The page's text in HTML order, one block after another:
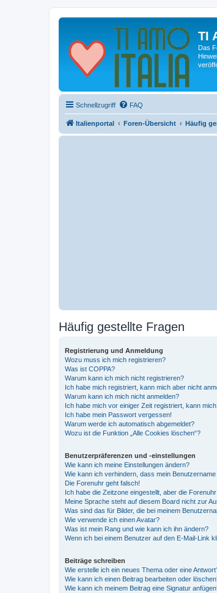
TI
Das
Schnellzugriff FAQ
Italienportal Foren-Übersicht Häufig
Häufig gestellte Fragen
Registrierung und Anmeldung
Wozu muss ich mich registrieren?
Was ist COPPA?
Warum kann ich mich nicht registrieren?
Ich habe mich registriert, kann mich aber nicht
Warum kann ich mich nicht anmelden?
Ich habe mich vor einiger Zeit registriert, kann
Ich habe mein Passwort vergessen!
Warum werde ich automatisch abgemeldet?
Wozu ist die Funktion „Alle Cookies löschen“?
Benutzerpräferenzen und -einstellungen
Wie kann ich meine Einstellungen ändern?
Wie kann ich verhindern, dass mein
Die Forenuhr geht falsch!
Ich habe die Zeitzone eingestellt, aber die
Meine Sprache steht auf diesem Board nicht zur
Was sind das für Bilder, die bei meinem
Wie verwende ich einen Avatar?
Was ist mein Rang und wie kann ich ihn ändern?
Wenn ich bei einem Benutzer auf den E-Mail-Link
Beiträge schreiben
Wie erstelle ich ein neues Thema oder eine
Wie kann ich einen Beitrag bearbeiten oder
Wie kann ich meinem Beitrag eine Signatur